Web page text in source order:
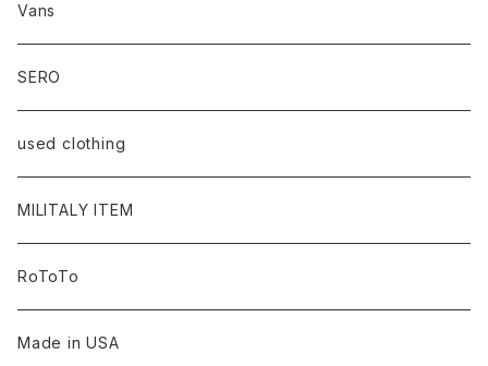
Vans
SERO
used clothing
MILITALY ITEM
RoToTo
Made in USA